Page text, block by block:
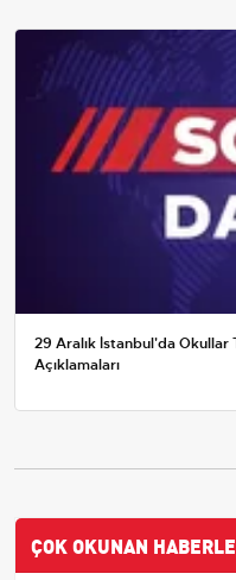
29 Aralık İstanbul'da
Açıklamaları
ÇOK OKUNAN